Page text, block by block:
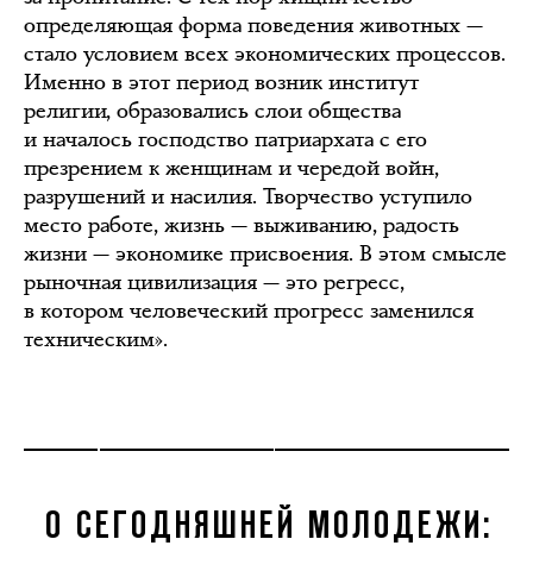
определяющая форма поведения животных —
стало условием всех экономических процессов.
Именно в этот период возник институт
религии, образовались слои общества
и началось господство патриархата с его
презрением к женщинам и чередой войн,
разрушений и насилия. Творчество уступило
место работе, жизнь — выживанию, радость
жизни — экономике присвоения. В этом смысле
рыночная цивилизация — это регресс,
в котором человеческий прогресс заменился
техническим».
О СЕГОДНЯШНЕЙ МОЛОДЕЖИ: